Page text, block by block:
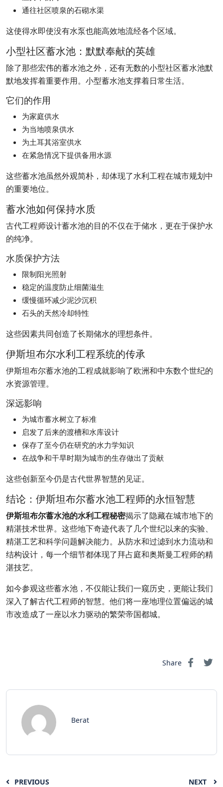
通往社区喷泉的石砌水渠
这使得水即使没有水泵也能高效地流经各个区域。
小型社区蓄水池：默默奉献的英雄
除了那些宏伟的蓄水池之外，还有无数的小型社区蓄水池默
默地发挥着重要作用。小型蓄水池支撑着日常生活。
它们的作用
为家庭供水
为当地喷泉供水
为土耳其浴室供水
在紧急情况下提供备用水源
这些蓄水池虽然外观简朴，却体现了水利工程在城市规划中
的重要地位。
蓄水池如何保持水质
古代工程师设计蓄水池的目的不仅在于储水，更在于保护水
的纯净。
水质保护方法
限制阳光照射
稳定的温度防止细菌滋生
缓慢循环减少泥沙沉积
石头的天然冷却特性
这些因素共同创造了长期储水的理想条件。
伊斯坦布尔水利工程系统的传承
伊斯坦布尔蓄水池的工程成就影响了欧洲和中东数个世纪的
水资源管理。
深远影响
为城市蓄水树立了标准
启发了后来的渡槽和水库设计
保存了至今仍在研究的水力学知识
在战争和干旱时期为城市的生存做出了贡献
这些创新至今仍是古代世界智慧的见证。
结论：伊斯坦布尔蓄水池工程师的永恒智慧
伊斯坦布尔蓄水池的水利工程秘密揭示了隐藏在城市地下的
精湛技术世界。这些地下奇迹代表了几个世纪以来的实验、
精湛工艺和科学问题解决能力。从防水和过滤到水力流动和
结构设计，每一个细节都体现了拜占庭和奥斯曼工程师的精
湛技艺。
如今参观这些蓄水池，不仅能让我们一窥历史，更能让我们
深入了解古代工程师的智慧。他们将一座地理位置偏远的城
市改造成了一座以水力驱动的繁荣帝国都城。
Share
Berat
PREVIOUS NEXT